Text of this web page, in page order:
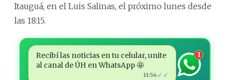
Itauguá, en el Luis Salinas, el próximo lunes desde
las 18:15.
Recibí las noticias en tu celular, unite
al canal de ÚH en WhatsApp 🤩
11:56 ✓✓
1